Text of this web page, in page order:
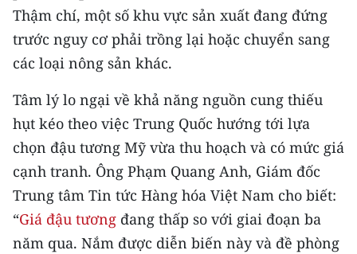
Thậm chí, một số khu vực sản xuất đang đứng
trước nguy cơ phải trồng lại hoặc chuyển sang
các loại nông sản khác.
Tâm lý lo ngại về khả năng nguồn cung thiếu
hụt kéo theo việc Trung Quốc hướng tới lựa
chọn đậu tương Mỹ vừa thu hoạch và có mức giá
cạnh tranh. Ông Phạm Quang Anh, Giám đốc
Trung tâm Tin tức Hàng hóa Việt Nam cho biết:
“Giá đậu tương đang thấp so với giai đoạn ba
năm qua. Nắm được diễn biến này và đề phòng